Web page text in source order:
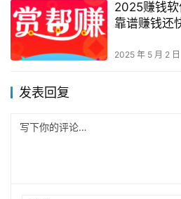
2025赚钱
靠谱赚钱还
2025 年 5 月 2 日
发表回复